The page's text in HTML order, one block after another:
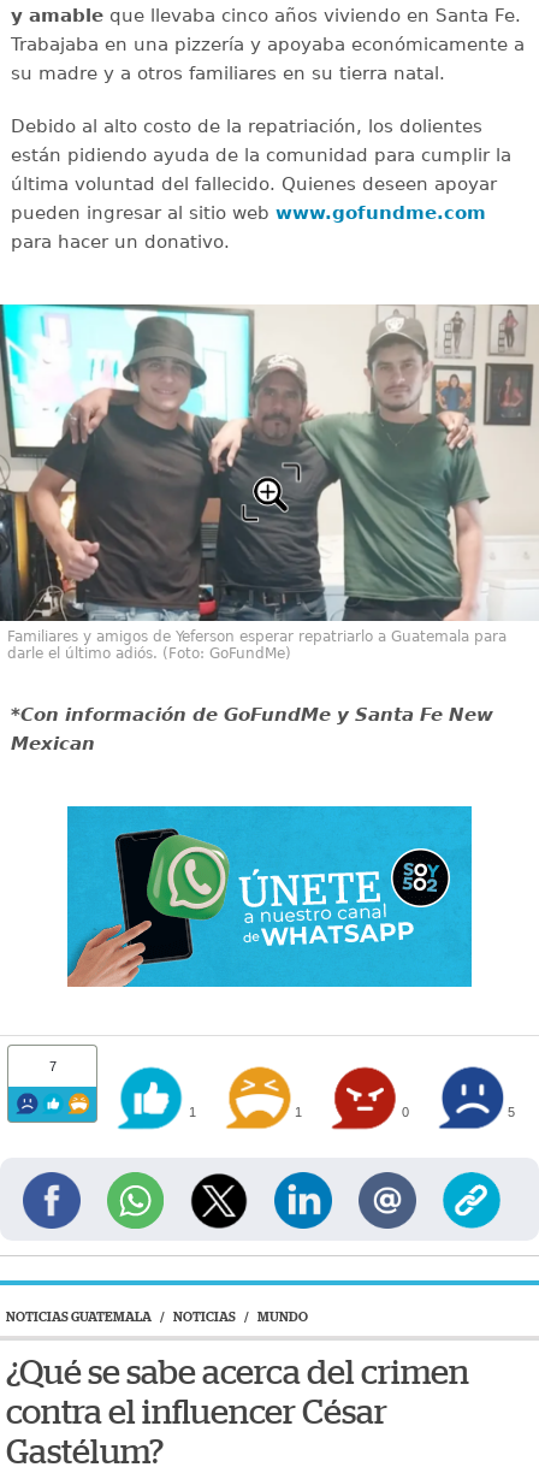
y amableque llevaba cinco años viviendo en Santa Fe.
Trabajaba en una pizzería y apoyaba económicamente a
su madre y a otros familiares en su tierra natal.
Debido al alto costo de la repatriación, los dolientes
están pidiendo ayuda de la comunidad para cumplir la
última voluntad del fallecido. Quienes deseen apoyar
pueden ingresar al sitio web www.gofundme.com
para hacer un donativo.
Familiares y amigos de Yeferson esperar repatriarlo a Guatemala para
darle el último adiós. (Foto: GoFundMe)
*Con información de GoFundMe y Santa Fe New
Mexican
7
1 1 0 5
NOTICIAS GUATEMALA / NOTICIAS / MUNDO
¿Qué se sabe acerca del crimen
contra el influencer César
Gastélum?